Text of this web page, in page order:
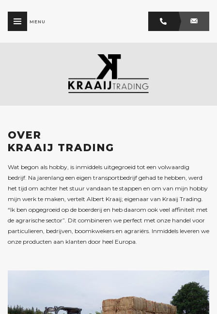
MENU
OVER
KRAAIJ TRADING
Wat begon als hobby, is inmiddels uitgegroeid tot een volwaardig
bedrijf. Na jarenlang een eigen transportbedrijf gehad te hebben, werd
het tijd om achter het stuur vandaan te stappen en om van mijn hobby
mijn werk te maken, vertelt Albert Kraaij; eigenaar van Kraaij Trading.
“Ik ben opgegroeid op de boerderij en heb daarom ook veel affiniteit met
de agrarische sector”. Dit combineren we perfect met onze handel voor
particulieren, bedrijven, boomkwekers en agrariërs. Inmiddels leveren we
onze producten aan klanten door heel Europa.